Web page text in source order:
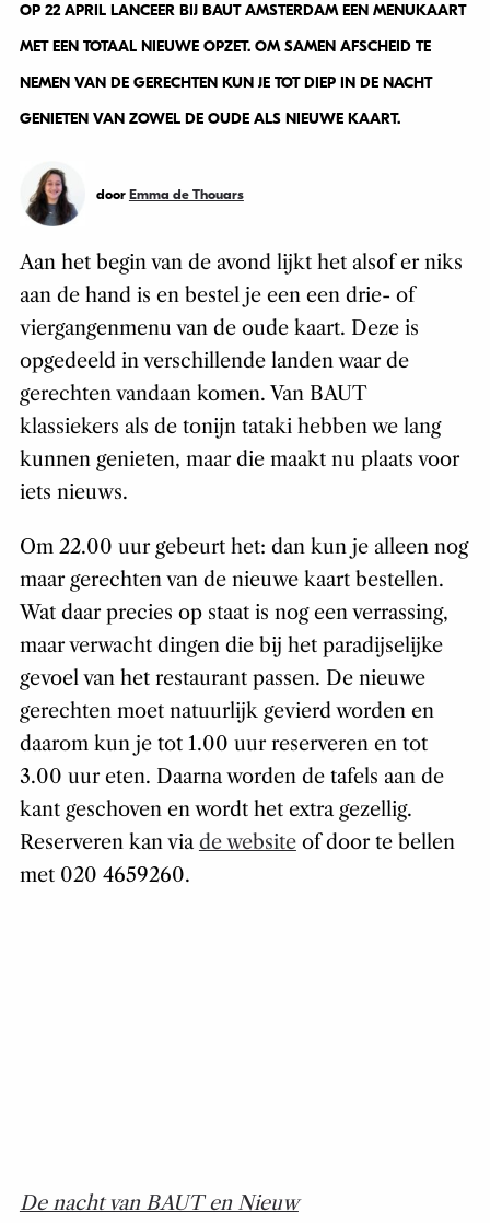
OP 22 APRIL LANCEER BIJ BAUT AMSTERDAM EEN MENUKAART
MET EEN TOTAAL NIEUWE OPZET. OM SAMEN AFSCHEID TE
NEMEN VAN DE GERECHTEN KUN JE TOT DIEP IN DE NACHT
GENIETEN VAN ZOWEL DE OUDE ALS NIEUWE KAART.
door Emma de Thouars
Aan het begin van de avond lijkt het alsof er niks
aan de hand is en bestel je een een drie- of
viergangenmenu van de oude kaart. Deze is
opgedeeld in verschillende landen waar de
gerechten vandaan komen. Van BAUT
klassiekers als de tonijn tataki hebben we lang
kunnen genieten, maar die maakt nu plaats voor
iets nieuws.
Om 22.00 uur gebeurt het: dan kun je alleen nog
maar gerechten van de nieuwe kaart bestellen.
Wat daar precies op staat is nog een verrassing,
maar verwacht dingen die bij het paradijselijke
gevoel van het restaurant passen. De nieuwe
gerechten moet natuurlijk gevierd worden en
daarom kun je tot 1.00 uur reserveren en tot
3.00 uur eten. Daarna worden de tafels aan de
kant geschoven en wordt het extra gezellig.
Reserveren kan via de websiteof door te bellen
met 020 4659260.
De nacht van BAUT en Nieuw